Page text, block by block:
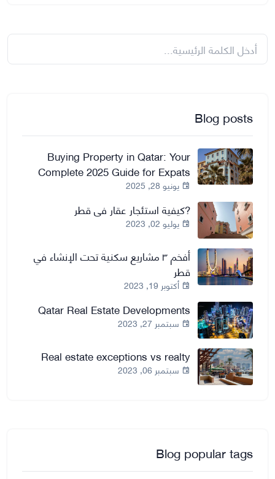
Blog posts
Buying Property in Qatar: Your
Complete 2025 Guide for Expats
and Investors
يونيو 28, 2025
?كيفية استئجار عقار في قطر
يوليو 02, 2023
أفخم ٣ مشاريع سكنية تحت الإنشاء في
قطر
أكتوبر 19, 2023
Qatar Real Estate Developments
سبتمبر 27, 2023
Real estate exceptions vs realty
سبتمبر 06, 2023
Blog popular tags